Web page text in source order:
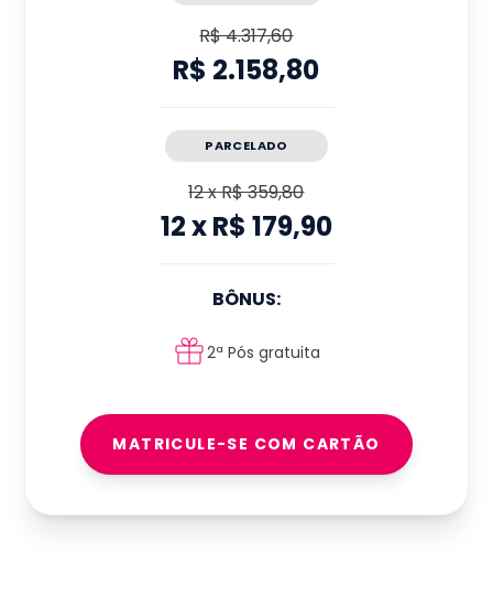
R$ 4.317,60
R$ 2.158,80
PARCELADO
12xR$ 359,80
12xR$ 179,90
BÔNUS:
2ª Pós gratuita
MATRICULE-SE COM CARTÃO